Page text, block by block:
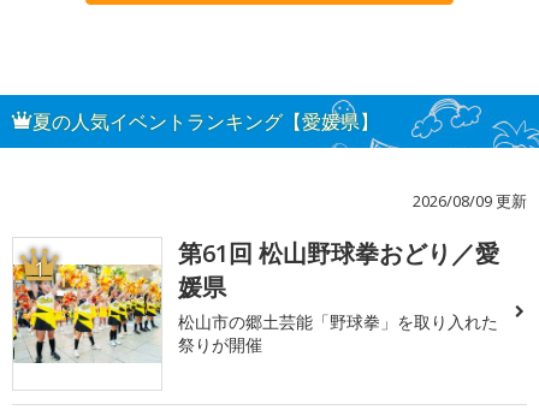
夏の人気イベントランキング【愛媛県】
2026/08/09 更新
1
第61回 松山野球拳おどり／愛
媛県
松山市の郷土芸能「野球拳」を取り入れた
祭りが開催